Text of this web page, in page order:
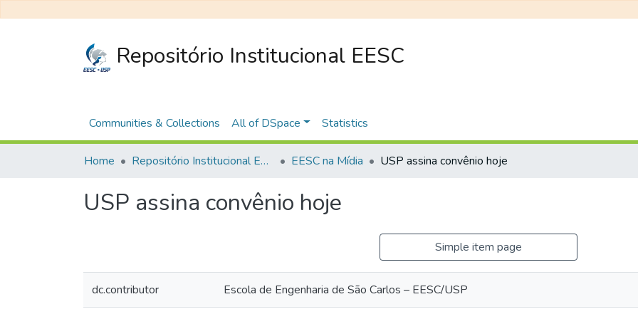
Repositório Institucional EESC
Communities & Collections All of DSpace Statistics
Home Repositório Institucional EESC EESC na Mídia USP assina convênio hoje
USP assina convênio hoje
Simple item page
dc.contributor Escola de Engenharia de São Carlos – EESC/USP